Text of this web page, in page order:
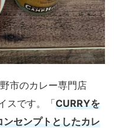
市のカレー専門店
スです。「CURRYを
センプトとしたカレ